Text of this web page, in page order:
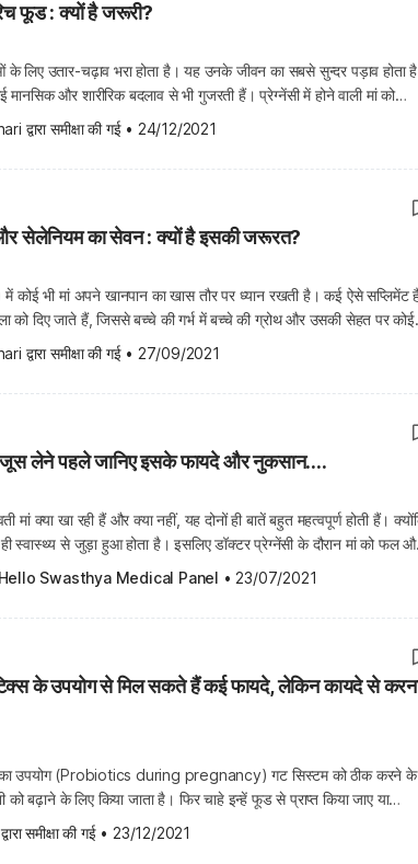
फूड : क्यों है जरूरी?
के लिए उतार-चढ़ाव भरा होता है। यह उनके जीवन का सबसे सुन्दर पड़ाव होता है
मानसिक और शारीरिक बदलाव से भी गुजरती हैं। प्रेग्नेंसी में होने वाली मां को
की जरूरत पड़ती है। गर्भवती महिलाओं के लिए न्यूट्रिएंट रिच और हेल्दी
द्वारा समीक्षा की गई • 24/12/2021
सेलेनियम का सेवन : क्यों है इसकी जरूरत?
कोई भी मां अपने खानपान का खास तौर पर ध्यान रखती है। कई ऐसे सप्लिमेंट
को दिए जाते हैं, जिससे बच्चे की गर्भ में बच्चे की ग्रोथ और उसकी सेहत पर कोई
सप्लिमेंट ऐसे होते हैं, जो बच्चे को भविष्य […]
द्वारा समीक्षा की गई • 27/09/2021
जूस लेने पहले जानिए इसके फायदे और नुकसान....
मां क्या खा रही हैं और क्या नहीं, यह दोनों ही बातें बहुत महत्वपूर्ण होती हैं।
स्वास्थ्य से जुड़ा हुआ होता है। इसलिए डॉक्टर प्रेग्नेंसी के दौरान मां को फल
जोर देते हैं। अगर हम फलों […]
Hello Swasthya Medical Panel • 23/07/2021
के उपयोग से मिल सकते हैं कई फायदे, लेकिन कायदे से
का उपयोग (Probiotics during pregnancy) गट सिस्टम को ठीक करने के
बढ़ाने के लिए किया जाता है। फिर चाहे इन्हें फूड से प्राप्त किया जाए या
(Probiotics) खराब बैक्टीरिया की उपस्थिति को कम करने में मदद करते हैं।
[…]
समीक्षा की गई • 23/12/2021